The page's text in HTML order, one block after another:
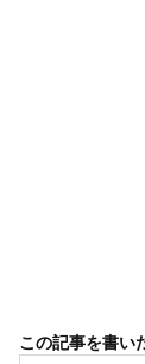
この記事を書い